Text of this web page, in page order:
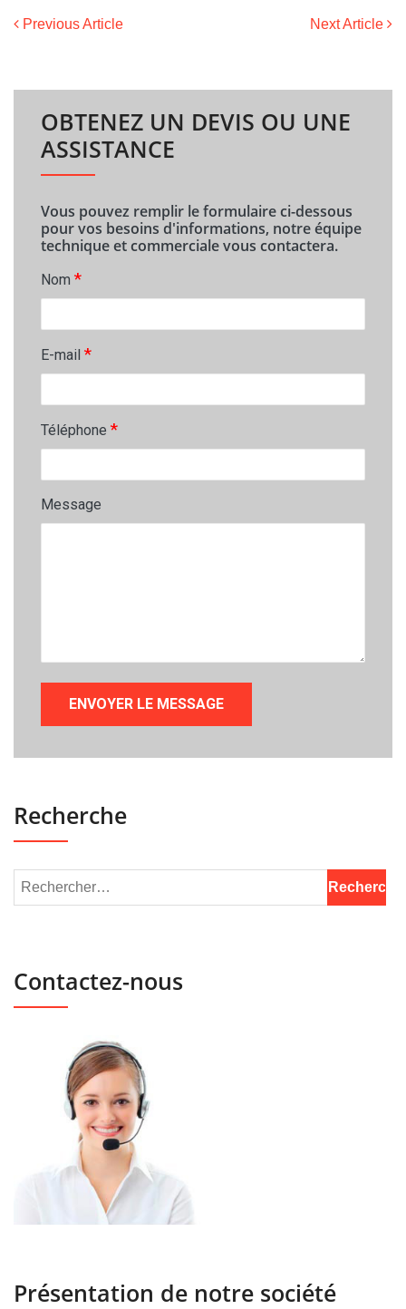
Previous Article Next Article
OBTENEZ UN DEVIS OU UNE
ASSISTANCE
Vous pouvez remplir le formulaire ci-dessous
pour vos besoins d'informations, notre équipe
technique et commerciale vous contactera.
Nom *
E-mail *
Téléphone *
Message
Recherche
Contactez-nous
Présentation de notre société